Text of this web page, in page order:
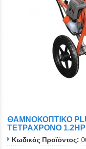
ΘΑΜΝΟΚΟΠΤΙΚΟ
ΤΕΤΡΑΧΡΟΝΟ 1.2HP
Κωδικός Προϊόντος: